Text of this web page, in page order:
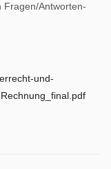
Fragen/Antworten-
und-